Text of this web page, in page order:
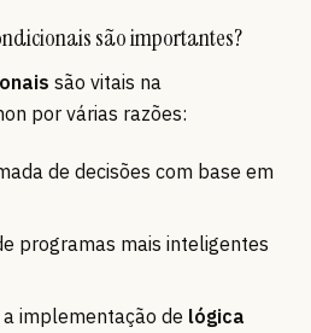
são importantes?
são vitais na
por várias razões:
de decisões com base em
programas mais inteligentes
implementação de lógica